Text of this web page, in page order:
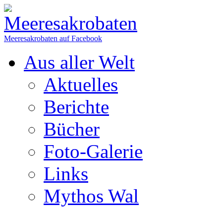
Meeresakrobaten auf Facebook
Aus aller Welt
Aktuelles
Berichte
Bücher
Foto-Galerie
Links
Mythos Wal